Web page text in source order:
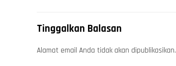
Tinggalkan Balasan
Alamat email Anda tidak akan dipublikasikan.